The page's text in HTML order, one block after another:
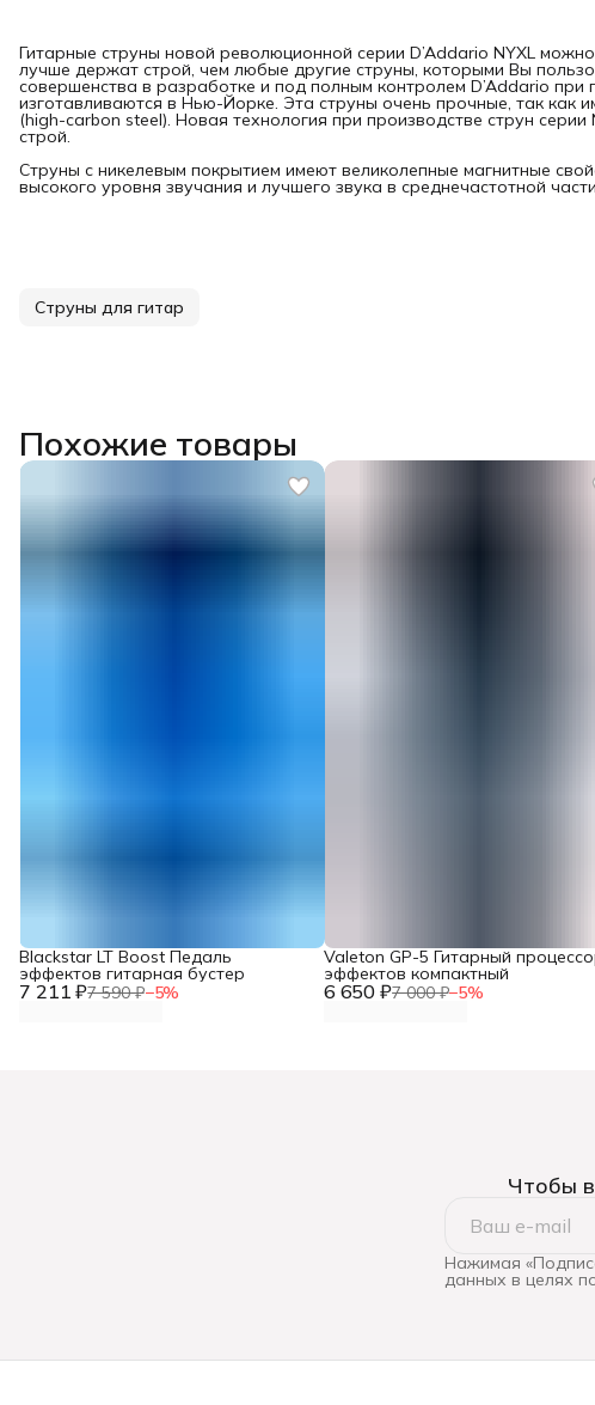
Гитарные струны новой революционной серии D’Addario NYXL
лучше держат строй, чем любые другие струны, которыми Вы
совершенства в разработке и под полным контролем D’Addario при
изготавливаются в Нью-Йорке. Эта струны очень прочные, так как
(high-carbon steel). Новая технология при производстве струн
строй.
Струны с никелевым покрытием имеют великолепные магнитные
высокого уровня звучания и лучшего звука в среднечастотной
Струны для гитар
Похожие товары
7 211 ₽7 590 ₽−5%
Blackstar LT Boost Педаль
эффектов гитарная бустер
6 650 ₽7 000 ₽−5%
Valeton GP-5 Гитарный
эффектов компактный
Чтобы
Нажимая
данных в целях